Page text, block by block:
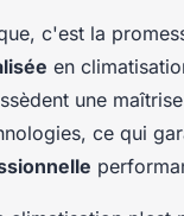
c'est la
en
une
ce qui